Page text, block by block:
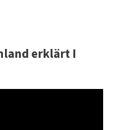
erklärt I